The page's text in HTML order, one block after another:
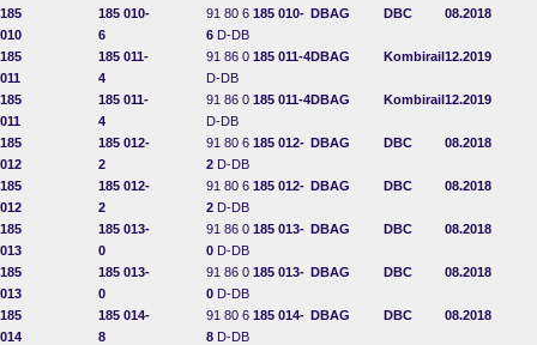
185
010
185 010-
6
91 80 6 185 010-
6 D-DB
DBAG DBC 08.2018
185
011
185 011-
4
91 86 0 185 011-4
D-DB
DBAG Kombirail12.2019
185
011
185 011-
4
91 86 0 185 011-4
D-DB
DBAG Kombirail12.2019
185
012
185 012-
2
91 80 6 185 012-
2 D-DB
DBAG DBC 08.2018
185
012
185 012-
2
91 80 6 185 012-
2 D-DB
DBAG DBC 08.2018
185
013
185 013-
0
91 86 0 185 013-
0 D-DB
DBAG DBC 08.2018
185
013
185 013-
0
91 86 0 185 013-
0 D-DB
DBAG DBC 08.2018
185
014
185 014-
8
91 80 6 185 014-
8 D-DB
DBAG DBC 08.2018